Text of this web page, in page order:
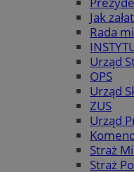
Jak
Rada
Urząd
OPS
Urząd
ZUS
Urząd
Straż
Straż